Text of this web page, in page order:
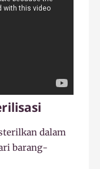
dalam
barang-